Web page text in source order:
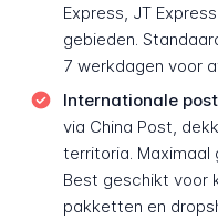
Express, JT
gebieden.
7 werkdagen voor
Internationale
via China Post,
territoria.
Best geschikt voor
pakketten en